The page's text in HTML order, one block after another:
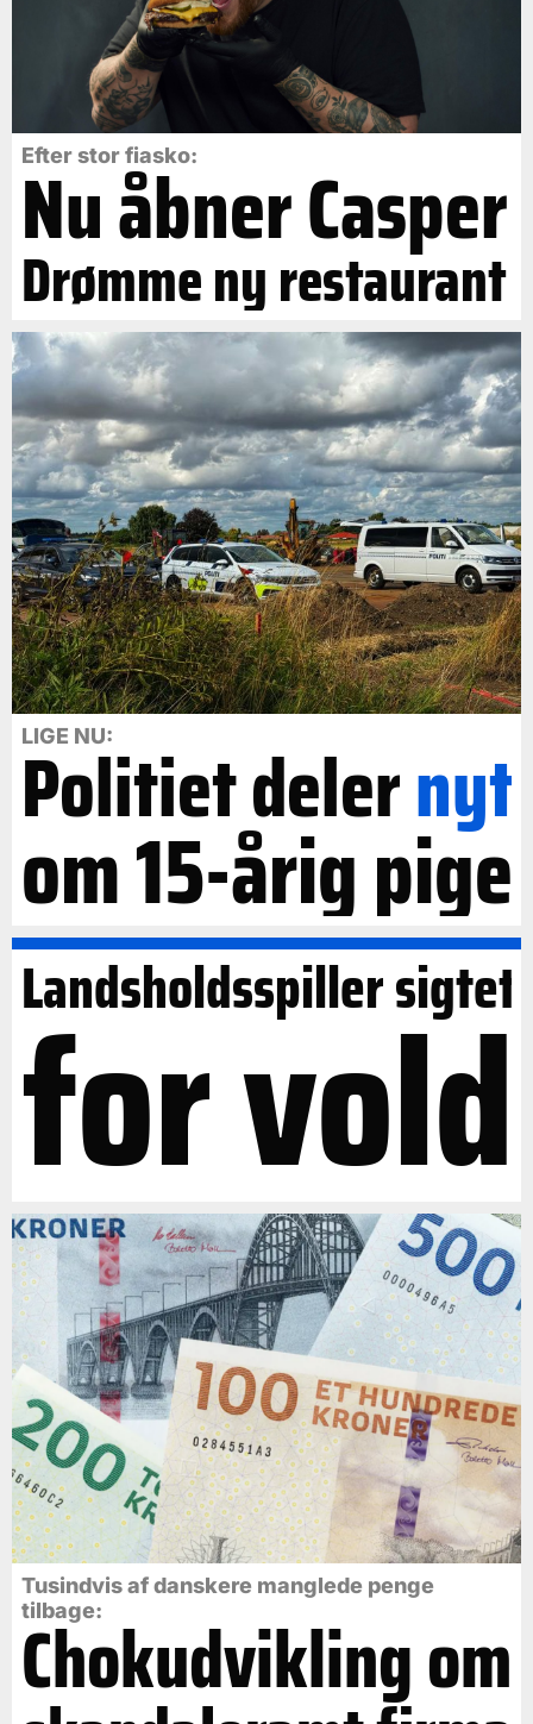
Efter stor fiasko:
Nu åbner Casper
Drømme ny restaurant
LIGE NU:
Politiet delernyt
om 15-årig pige
Landsholdsspiller sigtet
for vold
Tusindvis af danskere manglede penge
tilbage:
Chokudvikling om